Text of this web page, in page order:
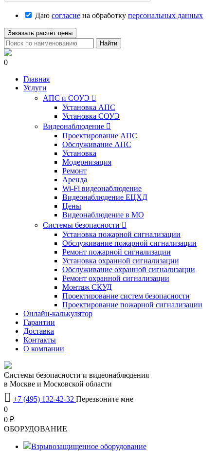
Даю согласие на обработку персональных данных
Заказать расчёт цены
Найти
0
Главная
Услуги
АПС и СОУЭ 
Установка АПС
Установка СОУЭ
Видеонаблюдение 
Проектирование АПС
Обслуживание АПС
Установка
Модернизация
Ремонт
Аренда
Wi-Fi видеонаблюдение
Видеонаблюдение ЕЦХД
Цены
Видеонаблюдение в МО
Системы безопасности 
Установка пожарной сигнализации
Обслуживание пожарной сигнализации
Ремонт пожарной сигнализации
Установка охранной сигнализации
Обслуживание охранной сигнализации
Ремонт охранной сигнализации
Монтаж СКУД
Проектирование систем безопасности
Проектирование пожарной сигнализации
Онлайн-калькулятор
Гарантии
Доставка
Контакты
О компании
Системы безопасности и видеонаблюдения
в Москве и Московской области
 +7 (495) 132-42-32 Перезвоните мне
0
0 ₽
OБОРУДОВАНИЕ
Взрывозащищенное оборудование